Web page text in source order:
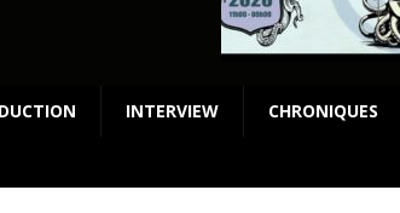
INTERVIEW CHRONIQUES